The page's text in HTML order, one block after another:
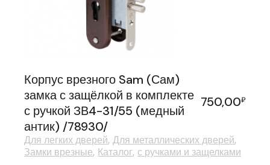
Корпус врезного Sam (Сам)
замка с защёлкой в комплекте
с ручкой ЗВ4-31/55 (медный
антик) /78930/
750,00₽
Для легких дверей Для металлических дверей
Замки врезные Каталог с ручками и защелками